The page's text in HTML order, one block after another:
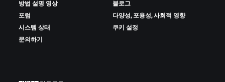
방법 설명 영상
포럼
시스템 상태
문의하기
블로그
다양성, 포용성, 사회적 영향
쿠키 설정